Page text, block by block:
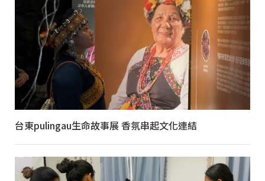
台東pulingau生命故事展 香氛串起文化連結